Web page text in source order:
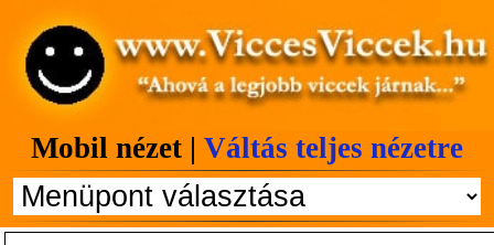
Mobil nézet | Váltás teljes nézetre